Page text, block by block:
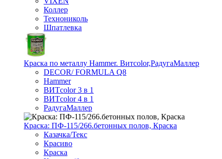
Коллер
Технониколь
Шпатлевка
Краска по металлу Hammer. Витcolor,РадугаМаллер
DECOR/ FORMULA Q8
Hammer
ВИТcolor 3 в 1
ВИТcolor 4 в 1
РадугаМаллер
Краска: ПФ-115/266.бетонных полов, Краска
Казачка/Текс
Красиво
Краска